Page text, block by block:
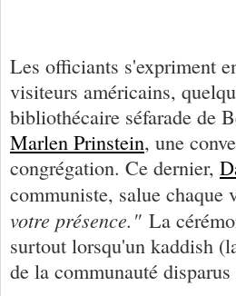
Les officiants s'expriment
visiteurs américains,
bibliothécaire séfarade de
Marlen Prinstein, une
congrégation. Ce dernier,
communiste, salue chaque
votre présence." La
surtout lorsqu'un kaddish
de la communauté